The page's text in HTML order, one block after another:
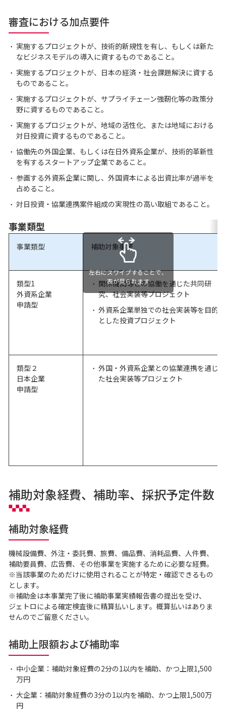
審査における加点要件
実施するプロジェクトが、技術的新規性を有し、もしくは新た
なビジネスモデルの導入に資するものであること。
実施するプロジェクトが、日本の経済・社会課題解決に資する
ものであること。
実施するプロジェクトが、サプライチェーン強靭化等の政策分
野に資するものであること。
実施するプロジェクトが、地域の活性化、または地域における
対日投資に資するものであること。
協働先の外国企業、もしくは在日外資系企業が、技術的革新性
を有するスタートアップ企業であること。
参画する外資系企業に関し、外国資本による出資比率が過半を
占めること。
対日投資・協業連携案件組成の実現性の高い取組であること。
事業類型
事業類型 補助対象事業
類型1
外資系企業
申請型
関係機関等との協働を通じた共同研
究、社会実装等プロジェクト
外資系企業単独での社会実装等を目的
とした投資プロジェクト
類型２
日本企業
申請型
外国・外資系企業との協業連携を通じ
た社会実装等プロジェクト
左右にスワイプすることで、
表が見られます
補助対象経費、補助率、採択予定件数
補助対象経費
機械設備費、外注・委託費、旅費、備品費、消耗品費、人件費、
補助要員費、広告費、その他事業を実施するために必要な経費。
※当該事業のためだけに使用されることが特定・確認できるもの
とします。
※補助金は本事業完了後に補助事業実績報告書の提出を受け、
ジェトロによる確定検査後に精算払いします。概算払いはありま
せんのでご留意ください。
補助上限額および補助率
中小企業：補助対象経費の2分の1以内を補助、かつ上限1,500
万円
大企業：補助対象経費の3分の1以内を補助、かつ上限1,500万
円